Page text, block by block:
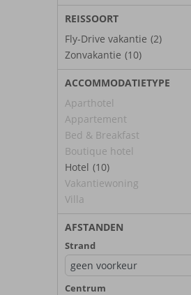
REISSOORT
Fly-Drive vakantie (2)
Zonvakantie (10)
ACCOMMODATIETYPE
Aparthotel
Appartement
Bed & Breakfast
Boutique hotel
Hotel (10)
Vakantiewoning
Villa
AFSTANDEN
Strand
Centrum